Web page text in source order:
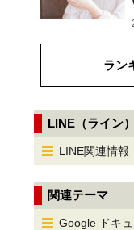
ラン
LINE（ライン
LINE関連情報
関連テーマ
Google ドキ